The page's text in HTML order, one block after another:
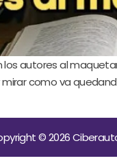
autores al
mirar como va
© 2026